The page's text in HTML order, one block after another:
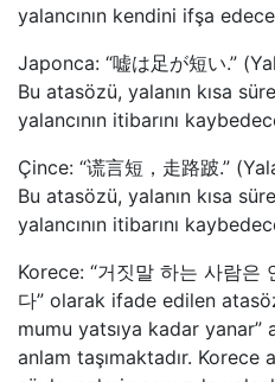
yalancının kendini ifşa
Japonca: “嘘は足が短い.”
Bu atasözü, yalanın kısa
yalancının itibarını
Çince: “谎言短，走路跛.”
Bu atasözü, yalanın kısa
yalancının itibarını
Korece: “거짓말 하는 사람은
다” olarak ifade edilen
mumu yatsıya kadar
anlam taşımaktadır. Korece